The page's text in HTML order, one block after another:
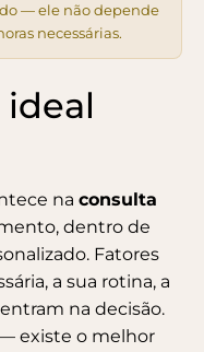
— ele não depende
necessárias.
na consulta
dentro de
Fatores
a sua rotina, a
na decisão.
existe o melhor